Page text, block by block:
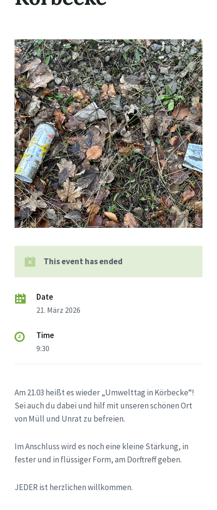
This event has ended
Date
21. März 2026
Time
9:30
Am 21.03 heißt es wieder „Umwelttag in Körbecke“!
Sei auch du dabei und hilf mit unseren schönen Ort
von Müll und Unrat zu befreien.
Im Anschluss wird es noch eine kleine Stärkung, in
fester und in flüssiger Form, am Dorftreff geben.
JEDER ist herzlichen willkommen.